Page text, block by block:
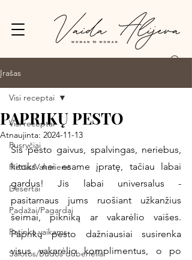
Įrašas
Visi receptai
Pusryčiai
Pietūs/Vakarienė
Desertai
Padažai/Pagardai
Patinka vaikams
Salotos/Budos dubenėliai
Visi receptai
PAPRIKŲ PESTO
Atnaujinta: 2024-11-13
Šis pesto gaivus, spalvingas, neriebus,
kitoks nei esame įpratę, tačiau labai
gardus! Jis labai universalus -
pasitarnaus jums ruošiant užkanžius
šeimai, pikniką ar vakarėlio vaišes.
Paprikų pesto dažniausiai susirenka
visus vakarėlio komplimentus, o po